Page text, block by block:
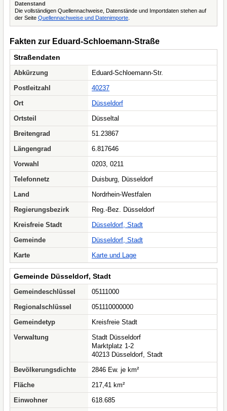
Datenstand
Die vollständigen Quellennachweise, Datenstände und Importdaten stehen auf
der Seite Quellennachweise und Datenimporte
Fakten zur Eduard-Schloemann-Straße
Straßendaten
Abkürzung
Eduard-Schloemann-Str.
Postleitzahl
40237
Ort
Düsseldorf
Ortsteil
Düsseltal
Breitengrad
51.23867
Längengrad
6.817646
Vorwahl
0203, 0211
Telefonnetz
Duisburg, Düsseldorf
Land
Nordrhein-Westfalen
Regierungsbezirk
Reg.-Bez. Düsseldorf
Kreisfreie Stadt
Düsseldorf, Stadt
Gemeinde
Düsseldorf, Stadt
Karte
Karte und Lage
Gemeinde Düsseldorf, Stadt
Gemeindeschlüssel
05111000
Regionalschlüssel
051110000000
Gemeindetyp
Kreisfreie Stadt
Verwaltung
Stadt Düsseldorf
Marktplatz 1-2
40213 Düsseldorf, Stadt
Bevölkerungsdichte
2846 Ew. je km²
Fläche
217,41 km²
Einwohner
618.685